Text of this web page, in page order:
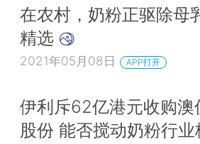
在农村，奶粉正驱除母
精选
2021年05月08日 APP打开
伊利斥62亿港元收购澳
股份 能否搅动奶粉行业